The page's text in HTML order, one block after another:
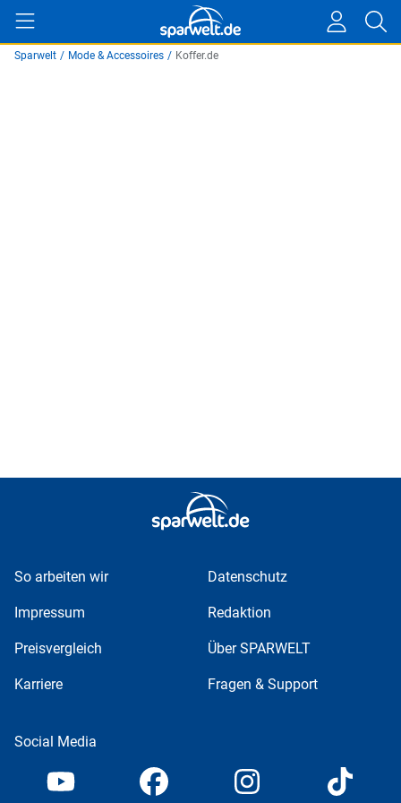
Sparwelt / Mode & Accessoires / Koffer.de
So arbeiten wir Datenschutz
Impressum Redaktion
Preisvergleich Über SPARWELT
Karriere Fragen & Support
Social Media